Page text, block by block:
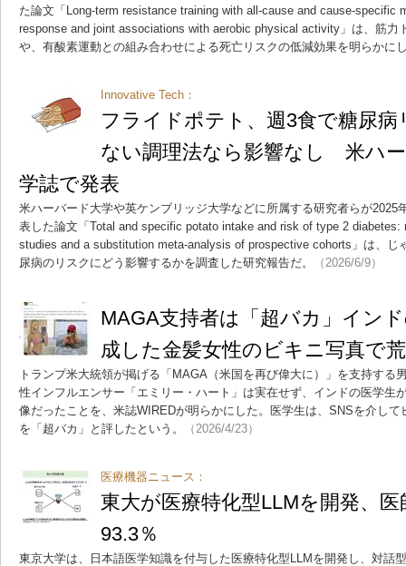
た論文「Long-term resistance training with all-cause and cause-specific
response and joint associations with aerobic physical activity」は、筋力
や、有酸素運動との組み合わせによる死亡リスクの低減効果を明らかに
Innovative Tech：
フライドポテト、週3食で糖尿
ない調理法なら影響なし 米ハ
学誌で発表
米ハーバード大学や英ケンブリッジ大学などに所属する研究者らが2025
表した論文「Total and specific potato intake and risk of type 2
studies and a substitution meta-analysis of prospective cohorts」は、じ
尿病のリスクにどう影響するかを調査した研究報告だ。
（2026/6/9）
MAGA支持者は「超バカ」イン
成した金髪女性のビキニ写真で
トランプ米大統領が掲げる「MAGA（米国を再び偉大に）」を支持する
性インフルエンサー「エミリー・ハート」は実在せず、インドの医学生
像だったことを、米誌WIREDが明らかにした。医学生は、SNSを介し
を「超バカ」と評したという。
（2026/4/23）
医療機器ニュース：
東大が医療特化型LLMを開発、
93.3％
東京大学は、日本語医学知識を付与した医療特化型LLMを開発し、対話